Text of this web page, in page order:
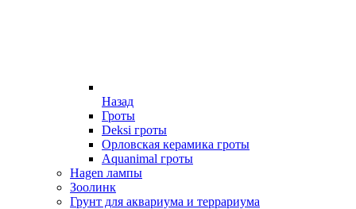
Назад
Гроты
Deksi гроты
Орловская керамика гроты
Aquanimal гроты
Hagen лампы
Зоолинк
Грунт для аквариума и террариума